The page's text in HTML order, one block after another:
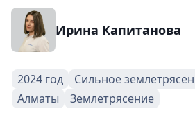
Ирина Капитанова
2024 год
Сильное
Алматы
Землетрясение